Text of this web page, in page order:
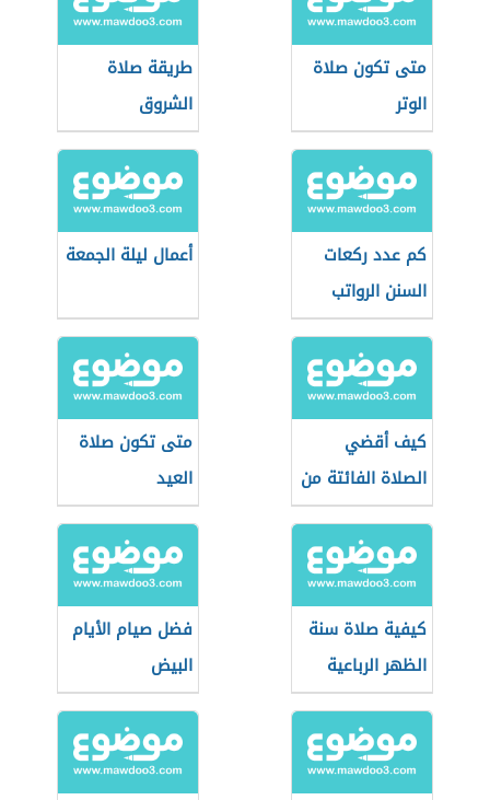
متى تكون صلاة
الوتر
طريقة صلاة
الشروق
كم عدد ركعات
السنن الرواتب
أعمال ليلة الجمعة
كيف أقضي
الصلاة الفائتة من
سنين
متى تكون صلاة
العيد
كيفية صلاة سنة
الظهر الرباعية
فضل صيام الأيام
البيض